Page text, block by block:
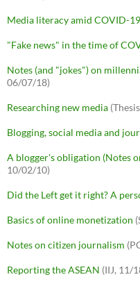
Media literacy amid COVID-
"Fake news" in the time of
Notes (and "jokes") on
06/07/18)
Researching new media
Blogging, social media and
A blogger's obligation (Notes
10/02/10)
Did the Left get it right? A
Basics of online monetization
Notes on citizen journalism
Reporting the ASEAN (IIJ, 11/